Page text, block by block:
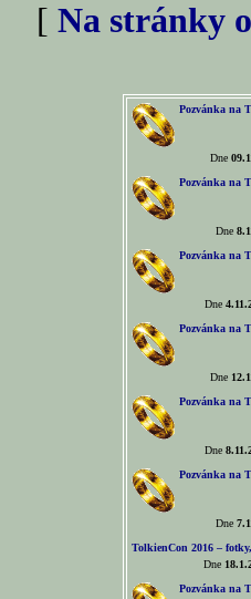
[ Na stránky
Pozvánka na
Dne
Pozvánka na
Dne
Pozvánka na
Dne
Pozvánka na
Dne
Pozvánka na
Dne
Pozvánka na
Dne
TolkienCon 2016 –
Dne
Pozvánka na